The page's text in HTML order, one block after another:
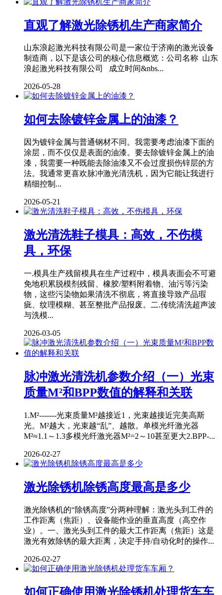
直观了解激光除锈机生产商家简介
山东浪起激光科技有限公司是一家位于济南的激光设备
制造商，以下是该公司的核心信息概览：公司名称 山东
浪起激光科技有限公司 成立时间&nbs...
2026-05-28
如何去除镀锌金属上的油漆？
因为镀锌金属与普通钢材不同。我需要考虑油漆下面的
涂层，而不仅仅是表面的油漆。要去除镀锌金属上的油
漆，我需要一种既能去除油漆又不会过度损伤锌层的方
法。我通常更喜欢脉冲激光清洗机，因为它能让我进行
精细控制...
2026-05-21
激光清洗鞋子模具：高效，不伤模
具，环保
一.模具生产残留模具在生产过程中，模具表面会不可避
免地积累脱模剂残留、橡胶/塑料附着物、油污等污染
物，这些污染物如果清洗不彻底，将直接导致产品瑕
疵、纹理模糊、甚至整批产品报废。二.传统清洗超声波
与洗模...
2026-03-05
脉冲激光清洗机参数介绍（一）光束
质量M²和BPP数值的解释和关联
1.M²-------光束质量M²越接近1，光束越接近完美高斯
光。M²越大，光束越“乱”、越散。单模光纤激光器
M²≈1.1～1.3多模光纤激光器M²=2～10甚至更大2.BPP-...
2026-02-27
激光除锈机除锈高度最高是多少
激光除锈机的“除锈高度”分两种理解：激光头到工件的
工作距离（焦距）、设备能作业的垂直高度（高空作
业）。一、激光头到工件的最大工作距离（焦距）这是
激光有效除锈的最大距离，决定手持/自动化时的操作...
2026-02-27
如何正确使用激光除锈机处理货车车